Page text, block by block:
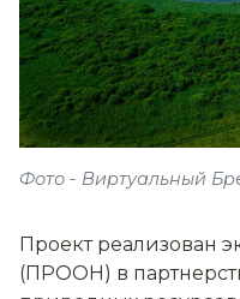
Фото - Виртуальный
Проект реализован
(ПРООН) в